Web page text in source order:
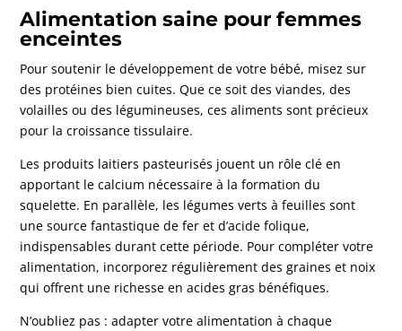
Alimentation saine pour femmes
enceintes
Pour soutenir le développement de votre bébé, misez sur
des protéines bien cuites. Que ce soit des viandes, des
volailles ou des légumineuses, ces aliments sont précieux
pour la croissance tissulaire.
Les produits laitiers pasteurisés jouent un rôle clé en
apportant le calcium nécessaire à la formation du
squelette. En parallèle, les légumes verts à feuilles sont
une source fantastique de fer et d’acide folique,
indispensables durant cette période. Pour compléter votre
alimentation, incorporez régulièrement des graines et noix
qui offrent une richesse en acides gras bénéfiques.
N’oubliez pas : adapter votre alimentation à chaque